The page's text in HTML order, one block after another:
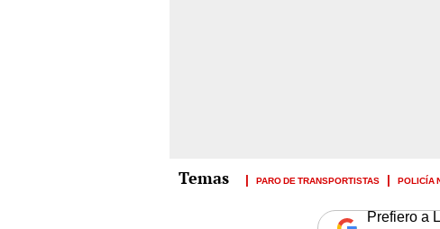
PARO DE TRANSPORTISTAS POLICÍA
Prefiero a